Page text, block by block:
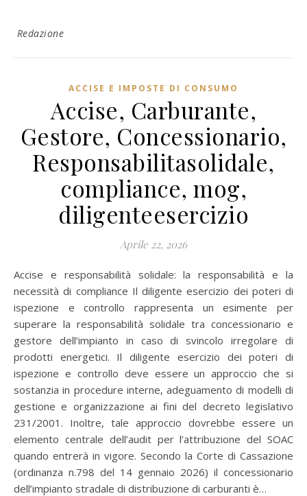
Redazione
ACCISE E IMPOSTE DI CONSUMO
Accise, Carburante,
Gestore, Concessionario,
Responsabilitasolidale,
compliance, mog,
diligenteesercizio
Aprile 22, 2026
Accise e responsabilità solidale: la responsabilità e la
necessità di compliance Il diligente esercizio dei poteri di
ispezione e controllo rappresenta un esimente per
superare la responsabilità solidale tra concessionario e
gestore dell’impianto in caso di svincolo irregolare di
prodotti energetici. Il diligente esercizio dei poteri di
ispezione e controllo deve essere un approccio che si
sostanzia in procedure interne, adeguamento di modelli di
gestione e organizzazione ai fini del decreto legislativo
231/2001. Inoltre, tale approccio dovrebbe essere un
elemento centrale dell’audit per l’attribuzione del SOAC
quando entrerà in vigore. Secondo la Corte di Cassazione
(ordinanza n.798 del 14 gennaio 2026) il concessionario
dell’impianto stradale di distribuzione di carburanti è…